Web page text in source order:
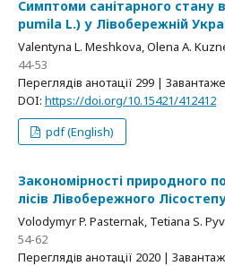
Симптоми санітарного стану
pumila L.) у Лівобережній
Valentyna L. Meshkova, Olena A.
44-53
Переглядів анотації 299 |
DOI: https://doi.org/10.15421/412412
pdf (English)
Закономірності природного
лісів Лівобережного
Volodymyr P. Pasternak, Tetiana S.
54-62
Переглядів анотації 2020 |